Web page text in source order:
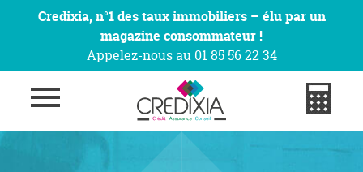
Credixia, n°1 des taux immobiliers – élu par un
magazine consommateur !
Appelez-nous au 01 85 56 22 34